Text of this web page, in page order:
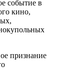
событие в
кино,
признание